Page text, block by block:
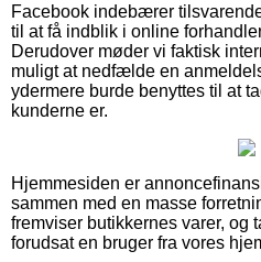
Facebook indebærer
til at få indblik i online
Derudover møder vi faktisk
muligt at nedfælde en
ydermere burde benyttes til at
kunderne er.
Hjemmesiden er
sammen med en masse
fremviser butikkernes varer, og
forudsat en bruger fra vores